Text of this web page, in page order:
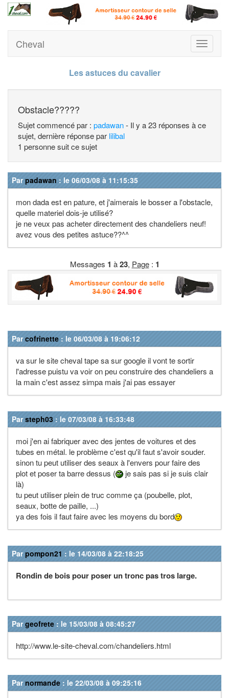
Toggle
Cheval
Les astuces du cavalier
Obstacle?????
Sujet commencé par : padawan- Il y a 23 réponses à ce
sujet, dernière réponse par lilibal
1 personne suit ce sujet
Parpadawan : le 06/03/08 à 11:15:35
mon dada est en pature, et j'aimerais le bosser a l'obstacle,
quelle materiel dois-je utilisé?
je ne veux pas acheter directement des chandeliers neuf!
avez vous des petites astuce??^^
Messages 1 à23, Page: 1
Parcofrinette : le 06/03/08 à 19:06:12
va sur le site cheval tape sa sur google il vont te sortir
l'adresse puistu va voir on peu construire des chandeliers a
la main c'est assez simpa mais j'ai pas essayer
Parsteph03 : le 07/03/08 à 16:33:48
moi j'en ai fabriquer avec des jentes de voitures et des
tubes en métal. le problème c'est qu'il faut s'avoir souder.
sinon tu peut utiliser des seaux à l'envers pour faire des
plot et poser ta barre dessus (
je sais pas si je suis clair
là)
tu peut utiliser plein de truc comme ça (poubelle, plot,
seaux, botte de paille, ...)
ya des fois il faut faire avec les moyens du bord
Parpompon21 : le 14/03/08 à 22:18:25
Rondin de bois pour poser un tronc pas tros large.
Pargeofrete : le 15/03/08 à 08:45:27
http://www.le-site-cheval.com/chandeliers.html
Parnormande : le 22/03/08 à 09:25:16